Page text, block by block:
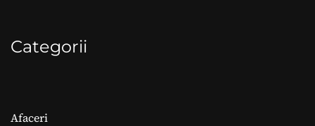
Categorii
Afaceri